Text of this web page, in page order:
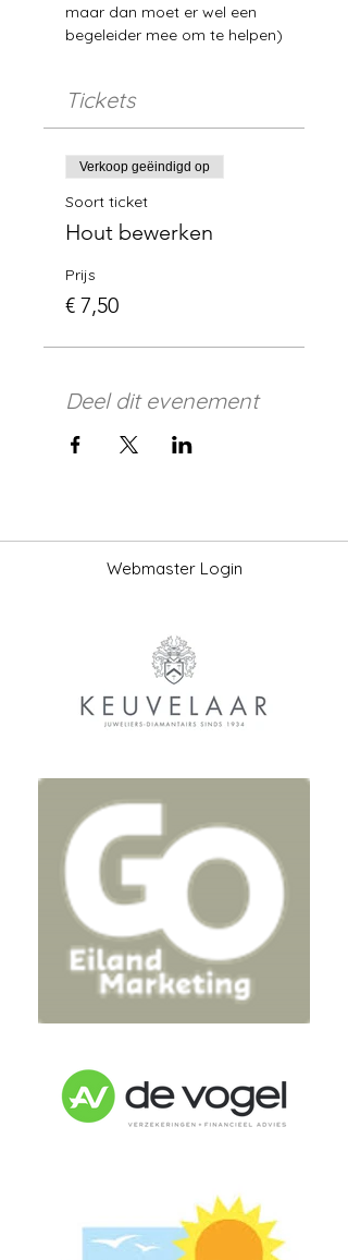
maar dan moet er wel een
begeleider mee om te helpen)
Tickets
Verkoop geëindigd op
Soort ticket
Hout bewerken
Prijs
€ 7,50
Deel dit evenement
Webmaster Login